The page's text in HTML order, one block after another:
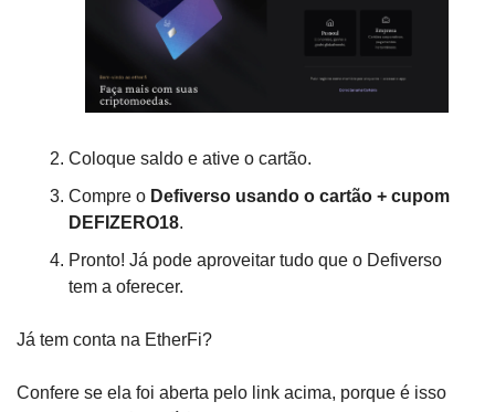
Coloque saldo e ative o cartão.
Compre o Defiverso usando o cartão + cupom
DEFIZERO18.
Pronto! Já pode aproveitar tudo que o Defiverso
tem a oferecer.
Já tem conta na EtherFi?
Confere se ela foi aberta pelo link acima, porque é isso